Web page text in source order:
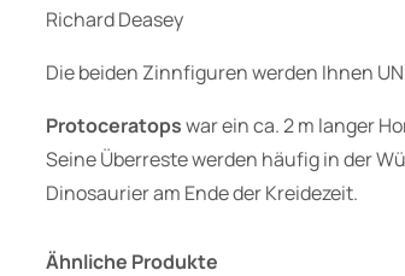
Richard Deasey
Die beiden Zinnfiguren werden Ihnen
Protoceratopswar ein ca. 2 m langer
Seine Überreste werden häufig in der
Dinosaurier am Ende der Kreidezeit.
Ähnliche Produkte